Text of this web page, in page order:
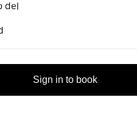
del
Sign in to book